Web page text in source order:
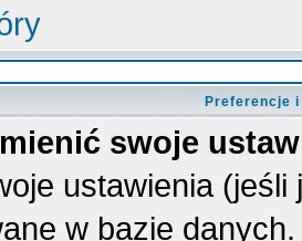
Preferencje
swoje
ustawienia
w bazie